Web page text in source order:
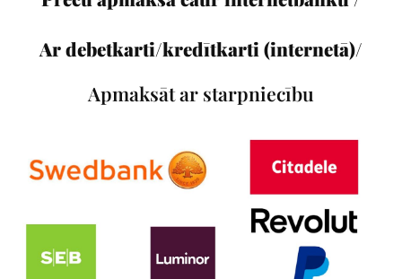
Ar debetkarti/kredītkarti (internetā)/
Apmaksāt ar starpniecību